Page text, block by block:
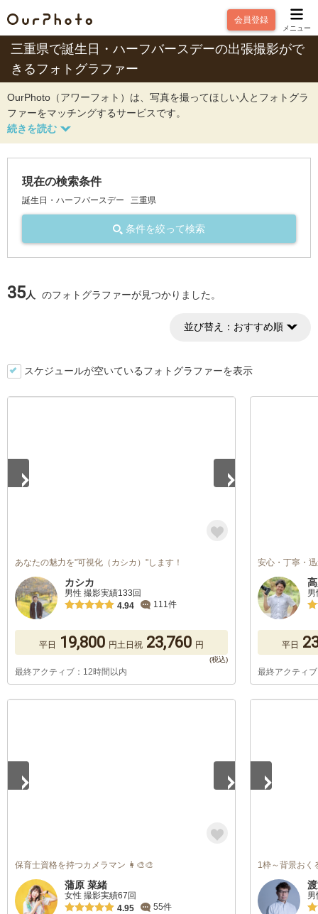
会員登録
メニュー
三重県で誕生日・ハーフバースデーの出張撮影がで
きるフォトグラファー
OurPhoto（アワーフォト）は、写真を撮ってほしい人とフォトグラ
ファーをマッチングするサービスです。
現在の検索条件
誕生日・ハーフバースデー 三重県
条件を絞って検索
35人 のフォトグラファーが見つかりました。
並び替え： おすすめ順
スケジュールが空いているフォトグラファーを表示
あなたの魅力を"可視化（カシカ）"します！
カシカ
男性 撮影実績133回
4.94
111件
平日 19,800 円土日祝 23,760 円
最終アクティブ：12時間以内
安心・丁寧・
平日
最終アクティ
保育士資格を持つカメラマン 👩‍🎨🎨
蒲原 菜緒
女性 撮影実績67回
4.95
55件
1枠～背景おく